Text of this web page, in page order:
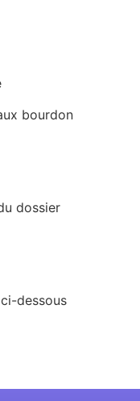
bourdon
dossier
dessous